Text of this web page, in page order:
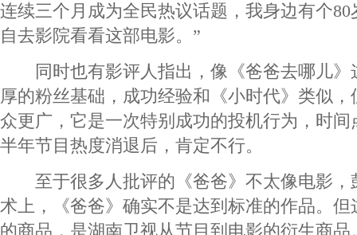
连续三个月成为全民热议话题，我身边有个
自去影院看看这部电影。”
同时也有影评人指出，像《爸爸去哪儿》
厚的粉丝基础，成功经验和《小时代》类似
众更广，它是一次特别成功的投机行为，时
半年节目热度消退后，肯定不行。
至于很多人批评的《爸爸》不太像电影，
术上，《爸爸》确实不是达到标准的作品。
的商品，是湖南卫视从节目到电影的衍生商